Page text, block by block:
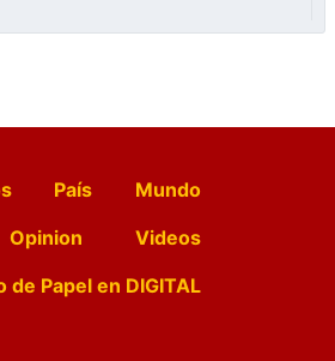
País
Mundo
Opinion
Videos
de Papel en DIGITAL